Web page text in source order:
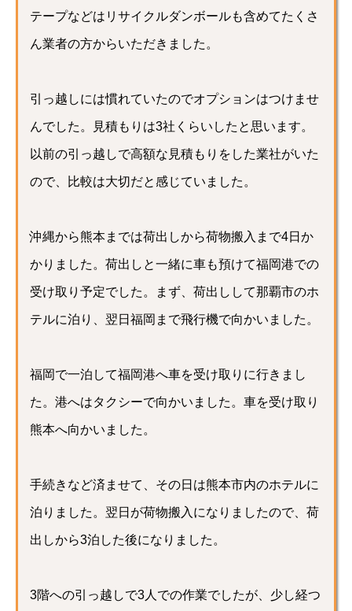
テープなどはリサイクルダンボールも含めてたくさ
ん業者の方からいただきました。
引っ越しには慣れていたのでオプションはつけませ
んでした。見積もりは3社くらいしたと思います。
以前の引っ越しで高額な見積もりをした業社がいた
ので、比較は大切だと感じていました。
沖縄から熊本までは荷出しから荷物搬入まで4日か
かりました。荷出しと一緒に車も預けて福岡港での
受け取り予定でした。まず、荷出しして那覇市のホ
テルに泊り、翌日福岡まで飛行機で向かいました。
福岡で一泊して福岡港へ車を受け取りに行きまし
た。港へはタクシーで向かいました。車を受け取り
熊本へ向かいました。
手続きなど済ませて、その日は熊本市内のホテルに
泊りました。翌日が荷物搬入になりましたので、荷
出しから3泊した後になりました。
3階への引っ越しで3人での作業でしたが、少し経つ